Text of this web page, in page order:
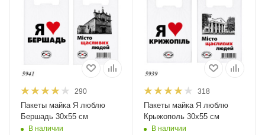
290
Пакеты майка Я люблю
Бершадь 30х55 см
В наличии
318
Пакеты майка Я люблю
Крыжополь 30х55 см
В наличии